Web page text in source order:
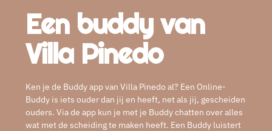
Een buddy van
Villa Pinedo
Ken je de Buddy app van Villa Pinedo al? Een Online-
Buddy is iets ouder dan jij en heeft, net als jij, gescheiden
ouders. Via de app kun je met je Buddy chatten over alles
wat met de scheiding te maken heeft. Een Buddy luistert